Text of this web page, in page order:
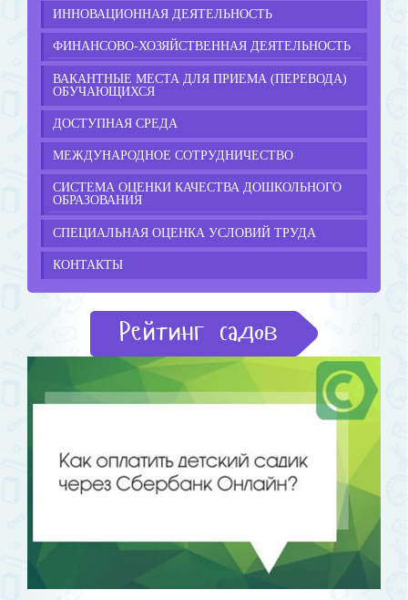
ИННОВАЦИОННАЯ ДЕЯТЕЛЬНОСТЬ
ФИНАНСОВО-ХОЗЯЙСТВЕННАЯ ДЕЯТЕЛЬНОСТЬ
ВАКАНТНЫЕ МЕСТА ДЛЯ ПРИЕМА (ПЕРЕВОДА)
ОБУЧАЮЩИХСЯ
ДОСТУПНАЯ СРЕДА
МЕЖДУНАРОДНОЕ СОТРУДНИЧЕСТВО
СИСТЕМА ОЦЕНКИ КАЧЕСТВА ДОШКОЛЬНОГО
ОБРАЗОВАНИЯ
СПЕЦИАЛЬНАЯ ОЦЕНКА УСЛОВИЙ ТРУДА
КОНТАКТЫ
Рейтинг садов